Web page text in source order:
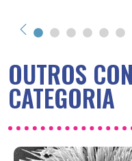
OUTROS
CATEGORIA